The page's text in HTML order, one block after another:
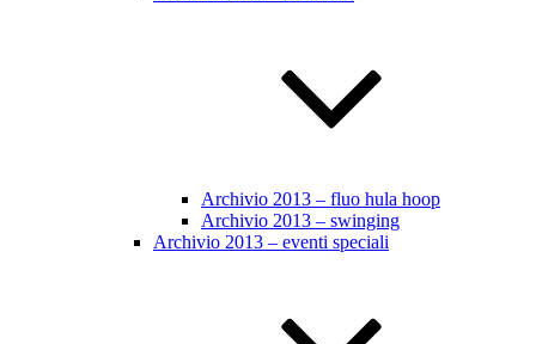
Archivio 2013 – fluo hula hoop
Archivio 2013 – swinging
Archivio 2013 – eventi speciali